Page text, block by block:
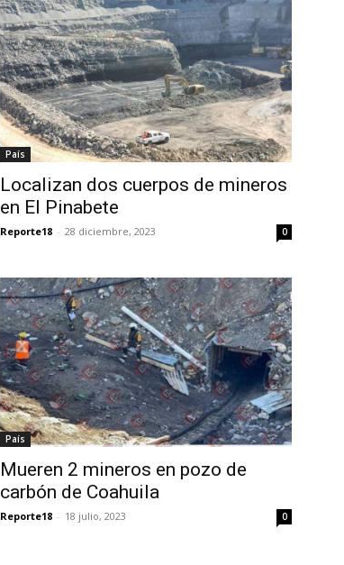
País
Localizan dos cuerpos de mineros
en El Pinabete
Reporte18 - 28 diciembre, 2023 0
País
Mueren 2 mineros en pozo de
carbón de Coahuila
Reporte18 - 18 julio, 2023 0